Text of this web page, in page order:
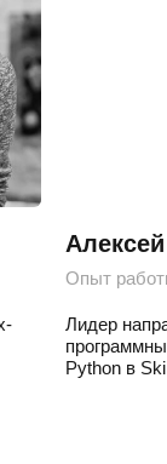
Опыт
Лидер
Python в